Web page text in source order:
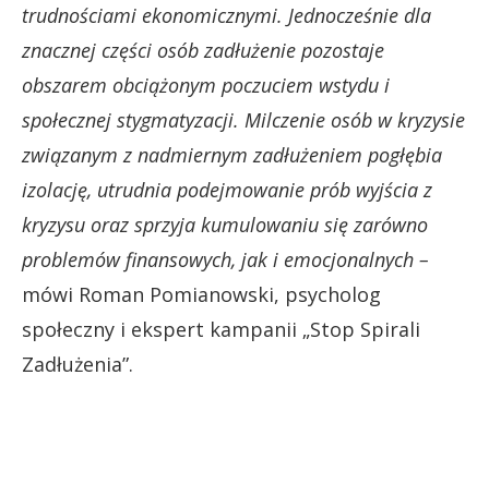
trudnościami ekonomicznymi. Jednocześnie dla
znacznej części osób zadłużenie pozostaje
obszarem obciążonym poczuciem wstydu i
społecznej stygmatyzacji. Milczenie osób w kryzysie
związanym z nadmiernym zadłużeniem pogłębia
izolację, utrudnia podejmowanie prób wyjścia z
kryzysu oraz sprzyja kumulowaniu się zarówno
problemów finansowych, jak i emocjonalnych –
mówi Roman Pomianowski, psycholog
społeczny i ekspert kampanii „Stop Spirali
Zadłużenia”.